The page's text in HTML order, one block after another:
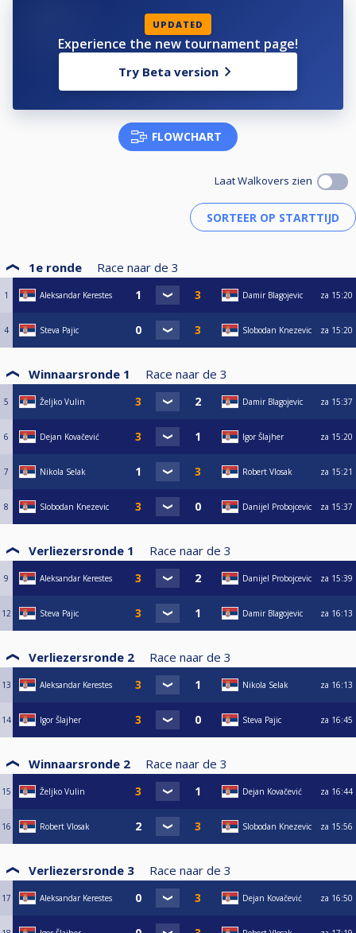
UPDATED
Experience the new tournament page!
Try Beta version
FLOWCHART
Laat Walkovers zien
1e ronde Race naar de 3
1 Aleksandar Kerestes Damir Blagojevic za 15:20
4 Steva Pajic Slobodan Knezevic za 15:20
Winnaarsronde 1 Race naar de 3
5 Željko Vulin Damir Blagojevic za 15:37
6 Dejan Kovačević Igor Šlajher za 15:20
7 Nikola Selak Robert Vlosak za 15:21
8 Slobodan Knezevic Danijel Probojcevic za 15:37
Verliezersronde 1 Race naar de 3
9 Aleksandar Kerestes Danijel Probojcevic za 15:39
12 Steva Pajic Damir Blagojevic za 16:13
Verliezersronde 2 Race naar de 3
13 Aleksandar Kerestes Nikola Selak za 16:13
14 Igor Šlajher Steva Pajic za 16:45
Winnaarsronde 2 Race naar de 3
15 Željko Vulin Dejan Kovačević za 16:44
16 Robert Vlosak Slobodan Knezevic za 15:56
Verliezersronde 3 Race naar de 3
17 Aleksandar Kerestes Dejan Kovačević za 16:50